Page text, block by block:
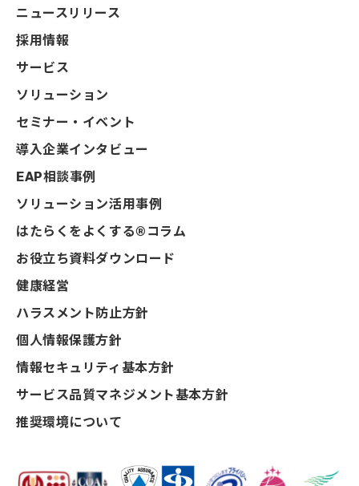
ニュースリリース
採用情報
サービス
ソリューション
セミナー・イベント
導入企業インタビュー
EAP相談事例
ソリューション活用事例
はたらくをよくする®コラム
お役立ち資料ダウンロード
健康経営
ハラスメント防止方針
個人情報保護方針
情報セキュリティ基本方針
サービス品質マネジメント基本方針
推奨環境について